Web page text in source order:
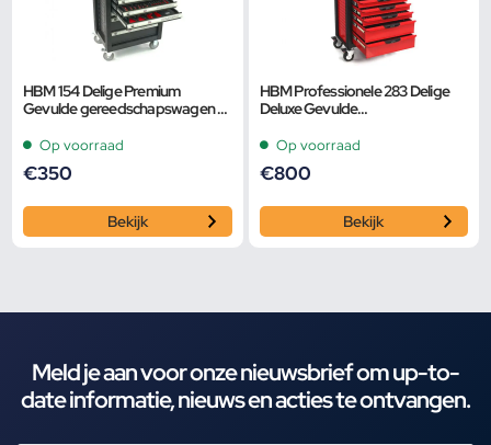
HBM 154 Delige Premium
Gevulde gereedschapswagen –
Op voorraad
€350
Bekijk
HBM Professionele 283 Delige
Deluxe Gevulde
Op voorraad
€800
Bekijk
Meld je aan voor onze nieuwsbrief om up-to-
date informatie, nieuws en acties te ontvangen.